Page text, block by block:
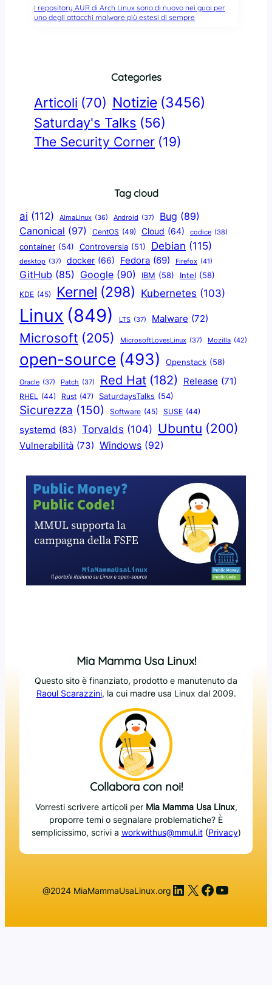
I repository AUR di Arch Linux sono di nuovo nei guai per
uno degli attacchi malware più estesi di sempre
Categories
Articoli (70) Notizie (3456)
Saturday's Talks (56)
The Security Corner (19)
Tag cloud
ai (112) AlmaLinux (36) Android (37) Bug (89)
Canonical (97) CentOS (49) Cloud (64) codice (38)
container (54) Controversia (51) Debian (115)
desktop (37) docker (66) Fedora (69) Firefox (41)
GitHub (85) Google (90) IBM (58) Intel (58)
KDE (45) Kernel (298) Kubernetes (103)
Linux (849) LTS (37) Malware (72)
Microsoft (205) MicrosoftLovesLinux (37) Mozilla (42)
open-source (493) Openstack (58)
Oracle (37) Patch (37) Red Hat (182) Release (71)
RHEL (44) Rust (47) SaturdaysTalks (54)
Sicurezza (150) Software (45) SUSE (44)
systemd (83) Torvalds (104) Ubuntu (200)
Vulnerabilità (73) Windows (92)
Mia Mamma Usa Linux!
Questo sito è finanziato, prodotto e manutenuto da
Raoul Scarazzini, la cui madre usa Linux dal 2009.
Collabora con noi!
Vorresti scrivere articoli per Mia Mamma Usa Linux,
proporre temi o segnalare problematiche? È
semplicissimo, scrivi a workwithus@mmul.it(Privacy)
@2024 MiaMammaUsaLinux.org LinkedIn
X Facebook